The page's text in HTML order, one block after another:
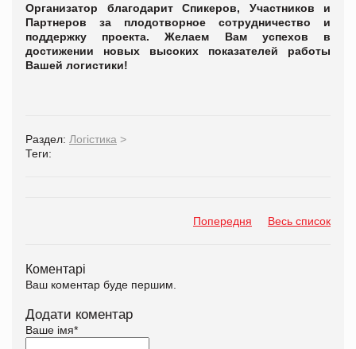
Организатор благодарит Спикеров, Участников и
Партнеров за плодотворное сотрудничество и
поддержку проекта. Желаем Вам успехов в
достижении новых высоких показателей работы
Вашей логистики!
Раздел: Логістика >
Теги:
Попередня Весь список
Коментарі
Ваш коментар буде першим.
Додати коментар
Ваше імя*